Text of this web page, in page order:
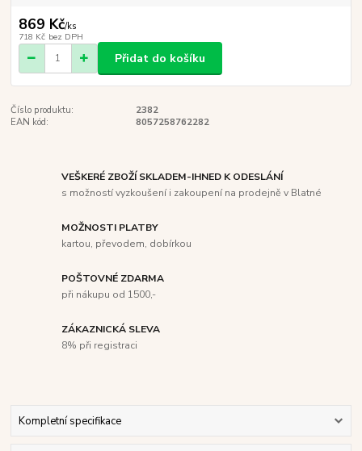
869 Kč/ks
718 Kč bez DPH
Přidat do košíku
Číslo produktu:
2382
EAN kód:
8057258762282
VEŠKERÉ ZBOŽÍ SKLADEM-IHNED K ODESLÁNÍ
s možností vyzkoušení i zakoupení na prodejně v Blatné
MOŽNOSTI PLATBY
kartou, převodem, dobírkou
POŠTOVNÉ ZDARMA
při nákupu od 1500,-
ZÁKAZNICKÁ SLEVA
8% při registraci
Kompletní specifikace